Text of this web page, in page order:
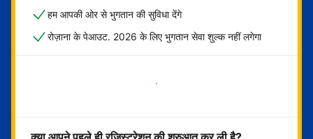
हम आपकी ओर से भुगतान की सुविधा देंगे
रोज़ाना के पेआउट. 2026 के लिए भुगतान सेवा शुल्क नहीं लगेगा
अभी शुरू करें